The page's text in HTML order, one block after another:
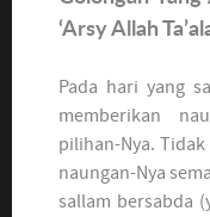
‘Arsy Allah
Pada hari yang
memberikan
pilihan-Nya.
naungan-Nya
sallam bersabda